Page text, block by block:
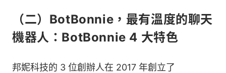
（二）BotBonnie，最有溫度的聊天
機器人：BotBonnie 4 大特色
邦妮科技的 3 位創辦人在 2017 年創立了